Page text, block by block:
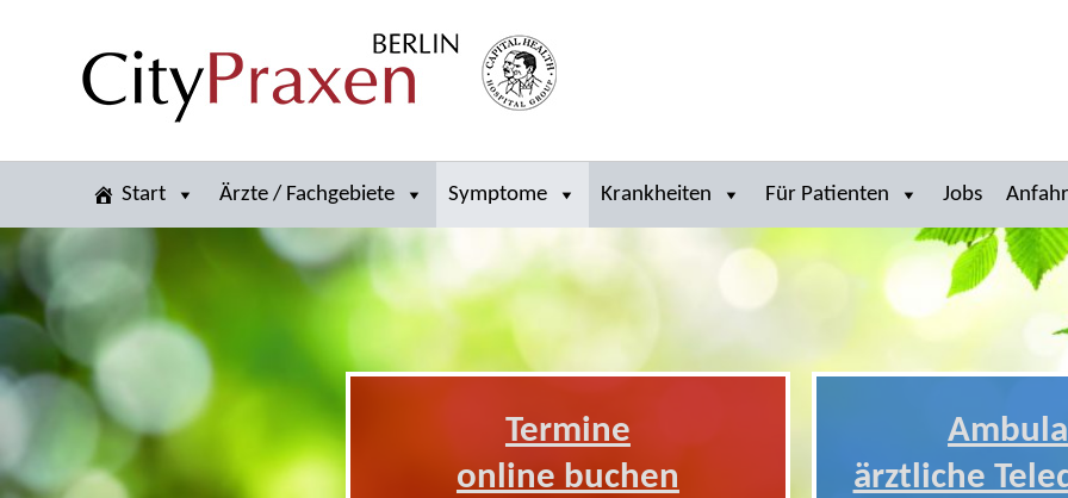
Start Ärzte / Fachgebiete Symptome Krankheiten Für Patienten Jobs
Termine
online buchen
ärztliche